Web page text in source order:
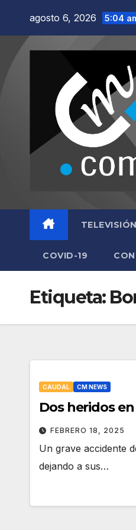
contenido
agosto 6, 2026 5:04
TELEVISIÓN
COVID-19
Etiqueta:
CAUDAL CM NEWS
Dos heridos
FEBRERO 18, 2025
Un grave accidente
dejando a sus…